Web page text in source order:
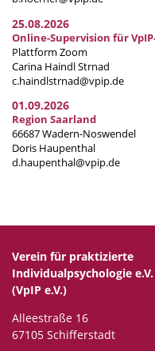
25.08.2026
Online-Supervision für
Plattform Zoom
Carina Haindl Strnad
c.haindlstrnad@vpip.de
01.09.2026
Region Saarland
66687 Wadern-Noswendel
Doris Haupenthal
d.haupenthal@vpip.de
Verein für praktizierte
Individualpsychologie e.V.
(VpIP e.V.)
Alleestraße 16
67105 Schifferstadt